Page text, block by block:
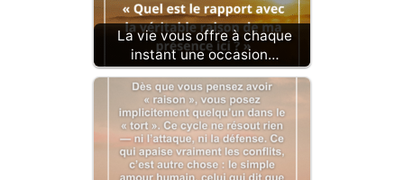
La vie vous offre à chaque
instant une occasion…